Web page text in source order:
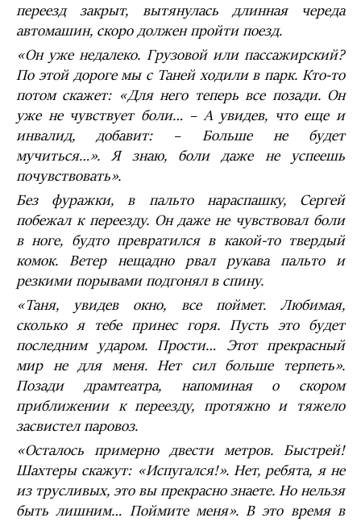
переезд закрыт, вытянулась длинная череда
автомашин, скоро должен пройти поезд.
«Он уже недалеко. Грузовой или пассажирский?
По этой дороге мы с Таней ходили в парк. Кто-то
потом скажет: «Для него теперь все позади. Он
уже не чувствует боли… – А увидев, что еще и
инвалид, добавит: – Больше не будет
мучиться…». Я знаю, боли даже не успеешь
почувствовать».
Без фуражки, в пальто нараспашку, Сергей
побежал к переезду. Он даже не чувствовал боли
в ноге, будто превратился в какой-то твердый
комок. Ветер нещадно рвал рукава пальто и
резкими порывами подгонял в спину.
«Таня, увидев окно, все поймет. Любимая,
сколько я тебе принес горя. Пусть это будет
последним ударом. Прости… Этот прекрасный
мир не для меня. Нет сил больше терпеть».
Позади драмтеатра, напоминая о скором
приближении к переезду, протяжно и тяжело
засвистел паровоз.
«Осталось примерно двести метров. Быстрей!
Шахтеры скажут: «Испугался!». Нет, ребята, я не
из трусливых, это вы прекрасно знаете. Но нельзя
быть лишним… Поймите меня». В это время в